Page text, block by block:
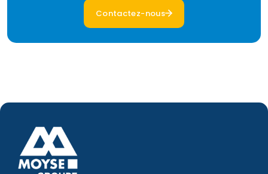
Contactez-nous